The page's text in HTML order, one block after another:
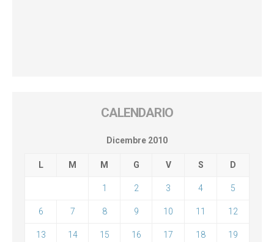
CALENDARIO
Dicembre 2010
L M M G V S D
1 2 3 4 5
6 7 8 9 10 11 12
13 14 15 16 17 18 19